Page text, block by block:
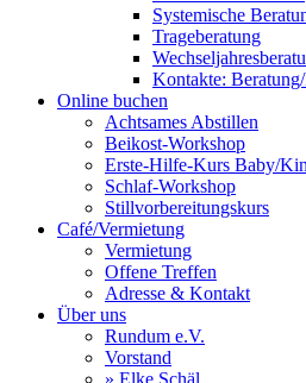
Systemische
Trageberatung
Kontakte:
Online buchen
Achtsames Abstillen
Beikost-Workshop
Erste-Hilfe-Kurs Baby/
Schlaf-Workshop
Stillvorbereitungskurs
Café/Vermietung
Vermietung
Offene Treffen
Adresse & Kontakt
Über uns
Rundum e.V.
Vorstand
» Elke Schäl